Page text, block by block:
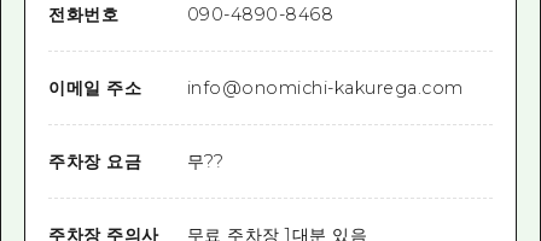
전화번호 090-4890-8468
이메일 주소 info@onomichi-kakurega.com
주차장 요금 무??
주차장 주의사
무료 주차장 1대분 있음